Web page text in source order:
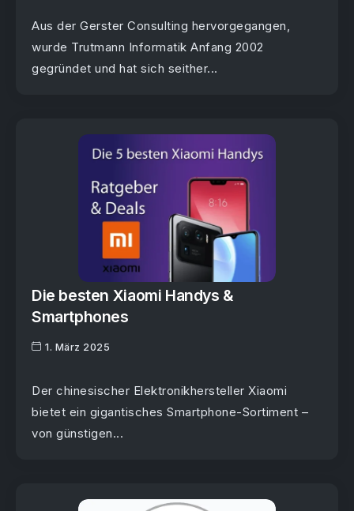
Aus der Gerster Consulting hervorgegangen,
wurde Trutmann Informatik Anfang 2002
gegründet und hat sich seither...
Die besten Xiaomi Handys &
Smartphones
1. März 2025
Der chinesischer Elektronikhersteller Xiaomi
bietet ein gigantisches Smartphone-Sortiment –
von günstigen...